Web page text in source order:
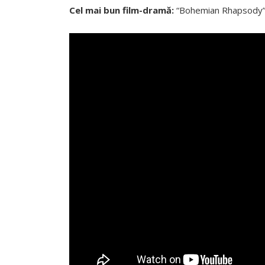
Cel mai bun film-dramă: “Bohemian Rhapsody”